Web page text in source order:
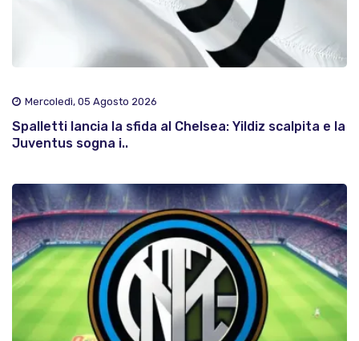
Mercoledì, 05 Agosto 2026
Spalletti lancia la sfida al Chelsea: Yildiz scalpita e la
Juventus sogna i..